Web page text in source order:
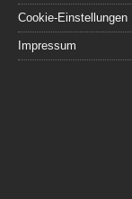
Cookie-Einstellungen
Impressum